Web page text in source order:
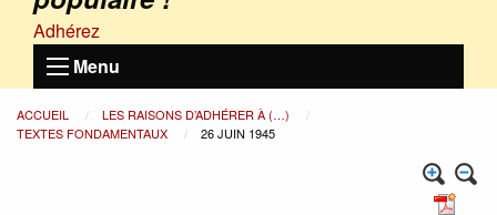
Adhérez
Menu
ACCUEIL
LES RAISONS D’ADHÉRER À (…)
TEXTES FONDAMENTAUX
26 JUIN 1945